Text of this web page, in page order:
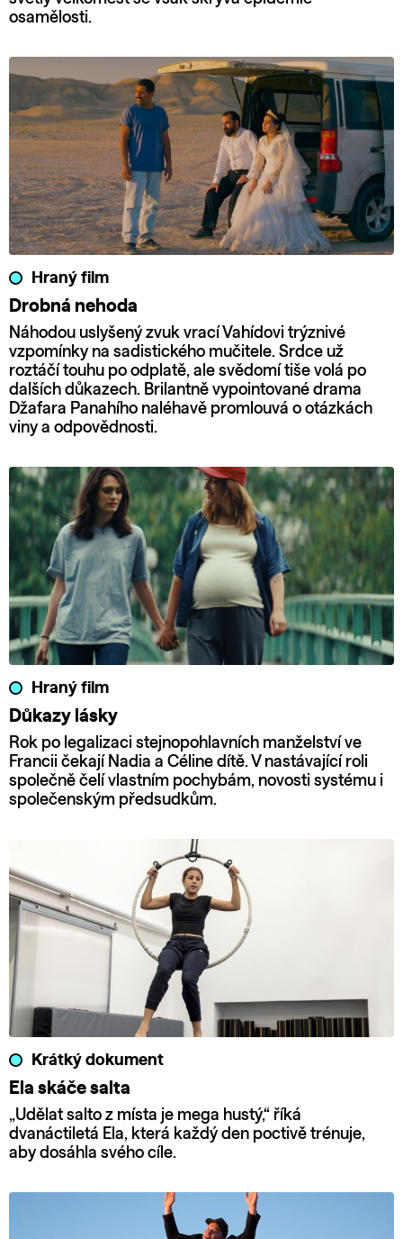
osamělosti.
Hraný film
Drobná nehoda
Náhodou uslyšený zvuk vrací Vahídovi trýznivé
vzpomínky na sadistického mučitele. Srdce už
roztáčí touhu po odplatě, ale svědomí tiše volá po
dalších důkazech. Brilantně vypointované drama
Džafara Panahího naléhavě promlouvá o otázkách
viny a odpovědnosti.
Hraný film
Důkazy lásky
Rok po legalizaci stejnopohlavních manželství ve
Francii čekají Nadia a Céline dítě. V nastávající roli
společně čelí vlastním pochybám, novosti systému i
společenským předsudkům.
Krátký dokument
Ela skáče salta
„Udělat salto z místa je mega hustý,“ říká
dvanáctiletá Ela, která každý den poctivě trénuje,
aby dosáhla svého cíle.